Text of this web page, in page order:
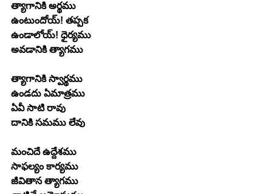
త్యాగానికి అర్థము
ఉంటుందోయ్! తప్పక
ఉండాలోయ్! ధైర్యము
అవడానికి త్యాగము
త్యాగానికి స్వార్థము
ఉండదు ఏమాత్రము
ఏవీ సాటి రావు
దానికి సమము లేవు
మంచిదే ఉద్దేశము
సాఫల్యం కార్యము
జీవితాన త్యాగము